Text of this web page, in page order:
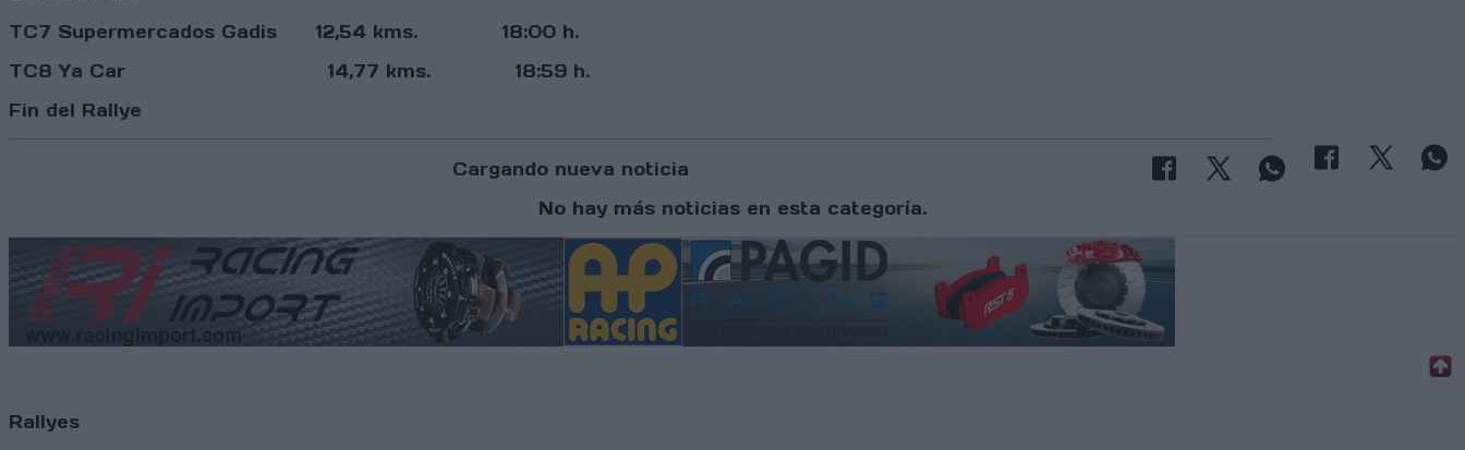
TC7 Supermercados Gadis 12,54 kms. 18:00 h.
TC8 Ya Car 14,77 kms. 18:59 h.
Fin del Rallye
Cargando nueva noticia
No hay más noticias en esta categoría.
Rallyes